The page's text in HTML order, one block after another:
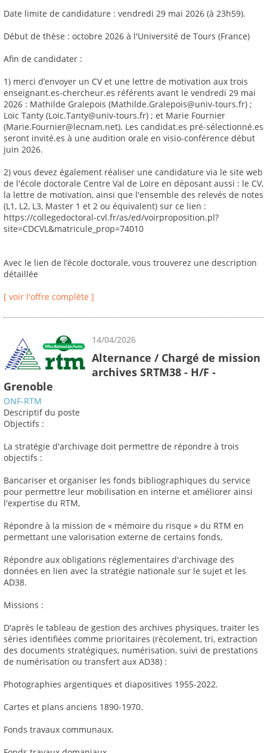
Date limite de candidature : vendredi 29 mai 2026 (à 23h59).
Début de thèse : octobre 2026 à l'Université de Tours (France)
Afin de candidater :
1) merci d’envoyer un CV et une lettre de motivation aux trois
enseignant.es-chercheur.es référents avant le vendredi 29 mai
2026 : Mathilde Gralepois (Mathilde.Gralepois@univ-tours.fr) ;
Loïc Tanty (Loic.Tanty@univ-tours.fr) ; et Marie Fournier
(Marie.Fournier@lecnam.net). Les candidat.es pré-sélectionné.es
seront invité.es à une audition orale en visio-conférence début
juin 2026.
2) vous devez également réaliser une candidature via le site web
de l'école doctorale Centre Val de Loire en déposant aussi : le CV,
la lettre de motivation, ainsi que l'ensemble des relevés de notes
(L1, L2, L3, Master 1 et 2 ou équivalent) sur ce lien :
https://collegedoctoral-cvl.fr/as/ed/voirproposition.pl?
site=CDCVL&matricule_prop=74010
Avec le lien de l’école doctorale, vous trouverez une description
détaillée
[ voir l'offre complète ]
14/04/2026
Alternance / Chargé de mission
archives SRTM38 - H/F -
Grenoble
ONF-RTM
Descriptif du poste
Objectifs :
La stratégie d'archivage doit permettre de répondre à trois
objectifs :
Bancariser et organiser les fonds bibliographiques du service
pour permettre leur mobilisation en interne et améliorer ainsi
l'expertise du RTM,
Répondre à la mission de « mémoire du risque » du RTM en
permettant une valorisation externe de certains fonds,
Répondre aux obligations réglementaires d'archivage des
données en lien avec la stratégie nationale sur le sujet et les
AD38.
Missions :
D'après le tableau de gestion des archives physiques, traiter les
séries identifiées comme prioritaires (récolement, tri, extraction
des documents stratégiques, numérisation, suivi de prestations
de numérisation ou transfert aux AD38) :
Photographies argentiques et diapositives 1955-2022.
Cartes et plans anciens 1890-1970.
Fonds travaux communaux.